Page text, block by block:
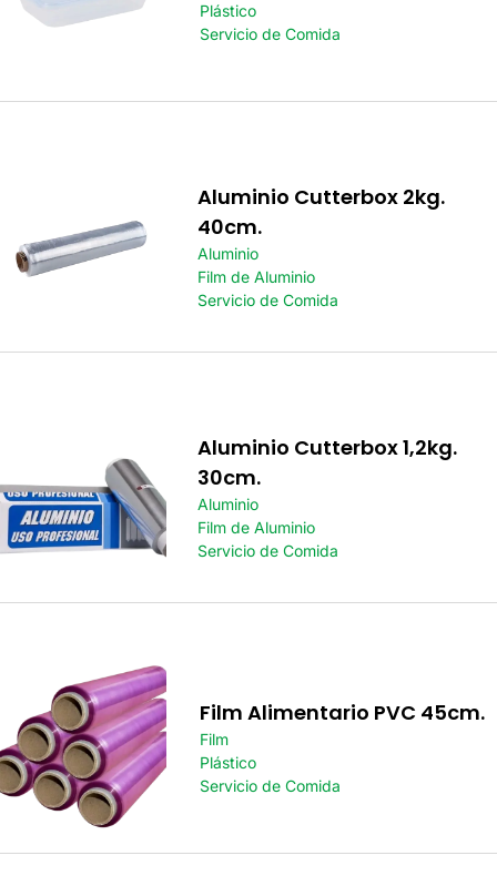
Plástico
Servicio de Comida
Aluminio Cutterbox 2kg.
40cm.
Aluminio
Film de Aluminio
Servicio de Comida
Aluminio Cutterbox 1,2kg.
30cm.
Aluminio
Film de Aluminio
Servicio de Comida
Film Alimentario PVC 45cm.
Film
Plástico
Servicio de Comida